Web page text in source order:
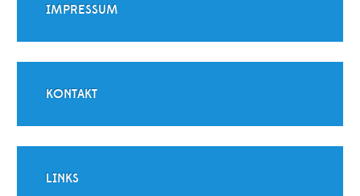
IMPRESSUM
KONTAKT
LINKS